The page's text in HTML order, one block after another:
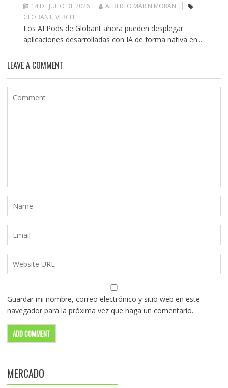
14 DE JULIO DE 2026
ALBERTO MARIN MORAN
GLOBANT, VERCEL
Los AI Pods de Globant ahora pueden desplegar
aplicaciones desarrolladas con IA de forma nativa en...
LEAVE A COMMENT
Guardar mi nombre, correo electrónico y sitio web en este
navegador para la próxima vez que haga un comentario.
MERCADO